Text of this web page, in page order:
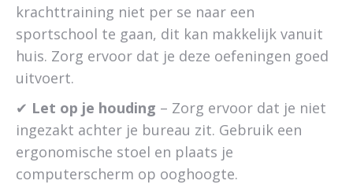
krachttraining niet per se naar een
sportschool te gaan, dit kan makkelijk vanuit
huis. Zorg ervoor dat je deze oefeningen goed
uitvoert.
✔ Let op je houding – Zorg ervoor dat je niet
ingezakt achter je bureau zit. Gebruik een
ergonomische stoel en plaats je
computerscherm op ooghoogte.